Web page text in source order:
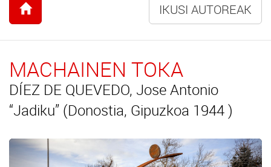
IKUSI AUTOREAK
MACHAINEN TOKA
DÍEZ DE QUEVEDO, Jose Antonio
“Jadiku” (Donostia, Gipuzkoa 1944 )